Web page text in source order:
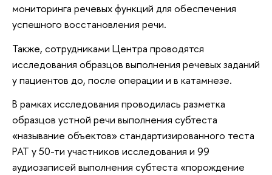
мониторинга речевых функций для обеспечения
успешного восстановления речи.
Также, сотрудниками Центра проводятся
исследования образцов выполнения речевых заданий
у пациентов до, после операции и в катамнезе.
В рамках исследования проводилась разметка
образцов устной речи выполнения субтеста
«называние объектов» стандартизированного теста
РАТ у 50-ти участников исследования и 99
аудиозаписей выполнения субтеста «порождение